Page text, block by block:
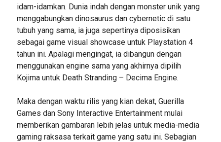
idam-idamkan. Dunia indah dengan monster unik yang
menggabungkan dinosaurus dan cybernetic di satu
tubuh yang sama, ia juga sepertinya diposisikan
sebagai game visual showcase untuk Playstation 4
tahun ini. Apalagi mengingat, ia dibangun dengan
menggunakan engine sama yang akhirnya dipilih
Kojima untuk Death Stranding – Decima Engine.
Maka dengan waktu rilis yang kian dekat, Guerilla
Games dan Sony Interactive Entertainment mulai
memberikan gambaran lebih jelas untuk media-media
gaming raksasa terkait game yang satu ini. Sebagian